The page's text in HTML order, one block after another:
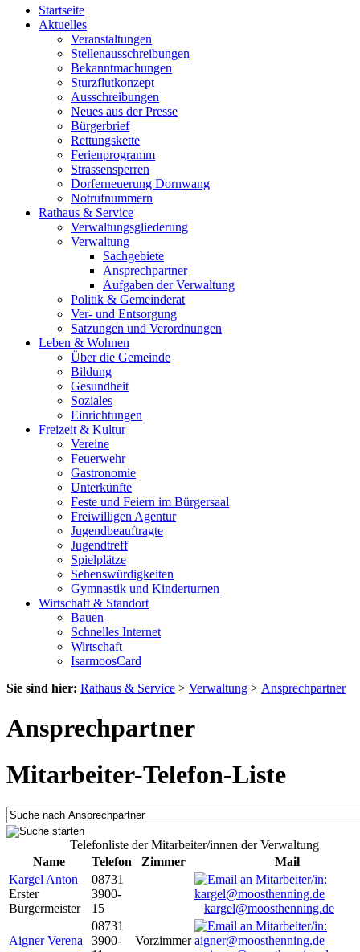
Startseite
Aktuelles
Veranstaltungen
Stellenausschreibungen
Bekanntmachungen
Sturzflutkonzept
Ausschreibungen
Neues aus der Presse
Bürgerbrief
Rettungskette
Ferienprogramm
Strassensperren
Dorferneuerung Dornwang
Notrufnummern
Rathaus & Service
Verwaltungsgliederung
Verwaltung
Sachgebiete
Ansprechpartner
Aufgaben der Verwaltung
Politik & Gemeinderat
Ver- und Entsorgung
Satzungen und Verordnungen
Leben & Wohnen
Über die Gemeinde
Bildung
Gesundheit
Soziales
Einrichtungen
Freizeit & Kultur
Vereine
Feuerwehr
Gastronomie
Unterkünfte
Feste und Feiern im Bürgersaal
Freiwilligen Agentur
Jugendbeauftragte
Jugendtreff
Spielplätze
Sehenswürdigkeiten
Gymnastik und Kinderturnen
Wirtschaft & Standort
Bauen
Schnelles Internet
Wirtschaft
IsarmoosCard
Sie sind hier: Rathaus & Service > Verwaltung > Ansprechpartner
Ansprechpartner
Mitarbeiter-Telefon-Liste
Telefonliste der Mitarbeiter/innen der Verwaltung
Name
Telefon Zimmer
Mail
Kargel Anton
Erster
Bürgermeister
08731
3900-
15
kargel@moosthenning.de
Aigner Verena
08731
3900-
Vorzimmer